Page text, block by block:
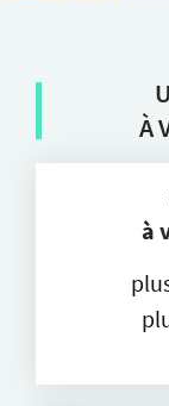
À
à